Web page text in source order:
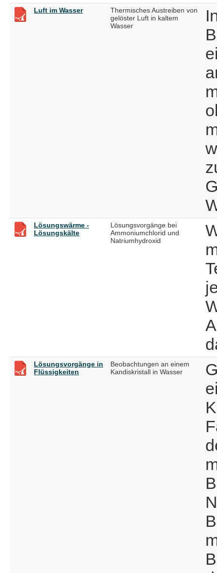
Luft im Wasser
Thermisches Austreiben von
gelöster Luft in kaltem
Wasser
Lösungswärme -
Lösungskälte
Lösungsvorgänge bei
Ammoniumchlorid und
Natriumhydroxid
Lösungsvorgänge in
Flüssigkeiten
Beobachtungen an einem
Kandiskristall in Wasser